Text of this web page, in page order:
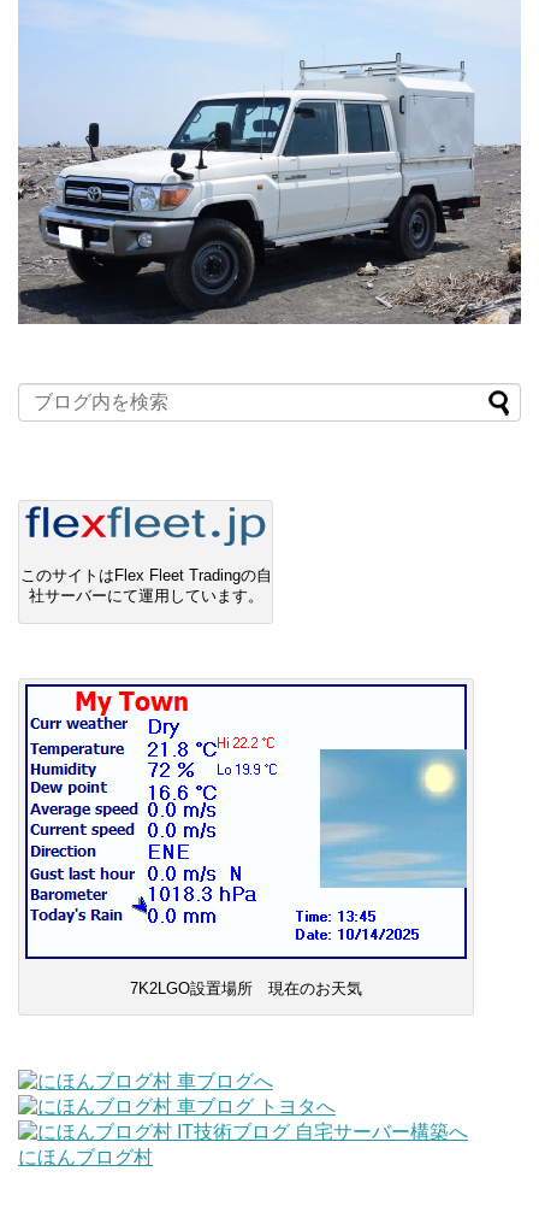
このサイトはFlex Fleet Tradingの自
社サーバーにて運用しています。
7K2LGO設置場所 現在のお天気
にほんブログ村